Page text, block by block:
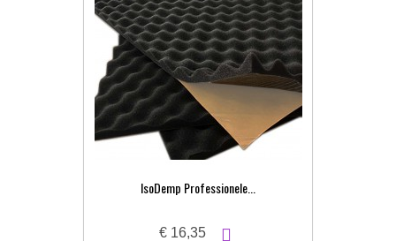
IsoDemp Professionele...
€ 16,35